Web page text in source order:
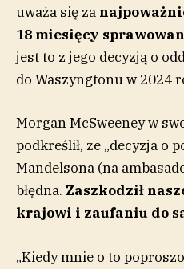
uważa się za
18 miesięcy
jest to z jego decyzją o
do Waszyngtonu w 2024
Morgan McSweeney w
podkreślił, że „decyzja o
Mandelsona (na
błędna. Zaszkodził
krajowi i zaufaniu do
„Kiedy mnie o to